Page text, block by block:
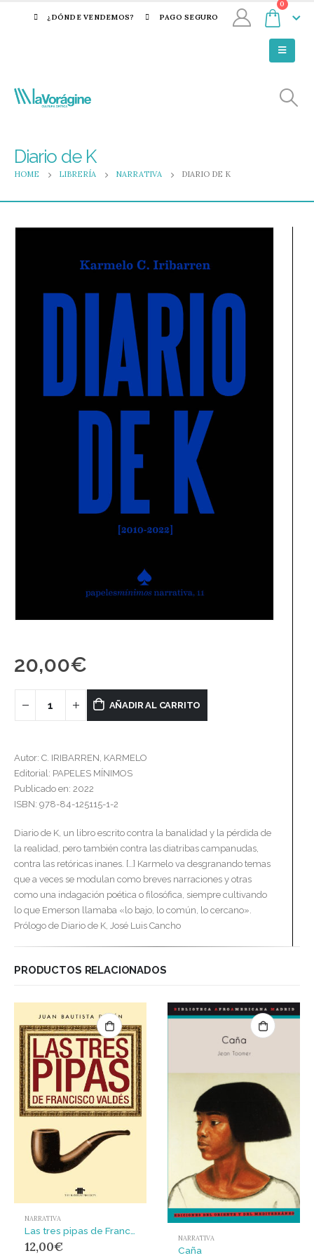
¿DÓNDE VENDEMOS? PAGO SEGURO
0
Diario de K
HOME LIBRERÍA NARRATIVA DIARIO DE K
20,00€
AÑADIR AL CARRITO
Autor: C. IRIBARREN, KARMELO
Editorial: PAPELES MÍNIMOS
Publicado en: 2022
ISBN: 978-84-125115-1-2
Diario de K, un libro escrito contra la banalidad y la pérdida de
la realidad, pero también contra las diatribas campanudas,
contra las retóricas inanes. […] Karmelo va desgranando temas
que a veces se modulan como breves narraciones y otras
como una indagación poética o filosófica, siempre cultivando
lo que Emerson llamaba «lo bajo, lo común, lo cercano».
Prólogo de Diario de K, José Luis Cancho
PRODUCTOS RELACIONADOS
NARRATIVA
12,00€
NARRATIVA
Caña